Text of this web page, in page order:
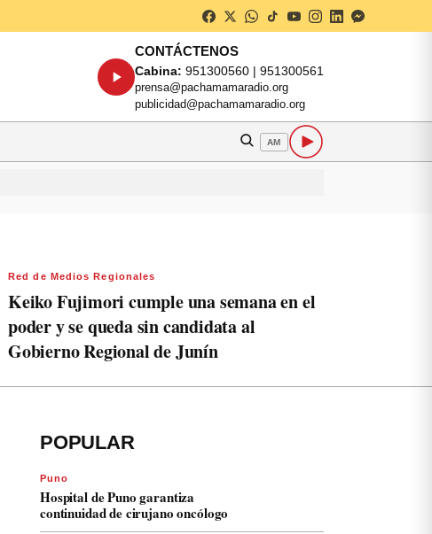
CONTÁCTENOS
Cabina: 951300560 | 951300561
prensa@pachamamaradio.org
publicidad@pachamamaradio.org
AM
Red de Medios Regionales
Keiko Fujimori cumple una semana en el
poder y se queda sin candidata al
Gobierno Regional de Junín
POPULAR
Puno
Hospital de Puno garantiza
continuidad de cirujano oncólogo